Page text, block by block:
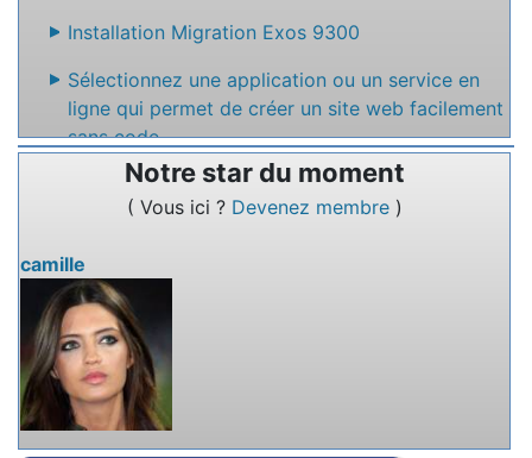
Installation Migration Exos 9300
Sélectionnez une application ou un service en
ligne qui permet de créer un site web facilement
sans code
Nommez un service en ligne qui permet de
rédiger des textes à plusieurs.
Notre star du moment
( Vous ici ? Devenez membre )
camille